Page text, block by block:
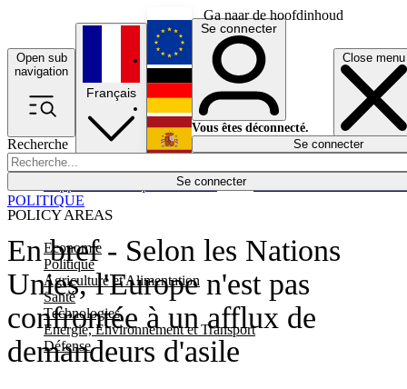
Ga naar de hoofdinhoud
Open sub
navigation
Close menu
Recherche
Se connecter
POLICY AREAS
Economie
Politique
Agriculture et Alimentation
Santé
Technologies
Energie, Environnement et Transport
Défense
Économie
Français
English
Deutsch
Español
Se connecter
Vous êtes déconnecté.
Se connecter
En bref - Selon les Nations
Unies, l'Europe n'est pas
confrontée à un afflux de
demandeurs d'asile
POLITIQUE